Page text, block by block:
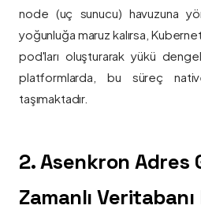
node (uç sunucu) havuzuna
yoğunluğa maruz kalırsa,
pod'ları oluşturarak yükü
platformlarda, bu süreç
taşımaktadır.
2. Asenkron Adres
Zamanlı